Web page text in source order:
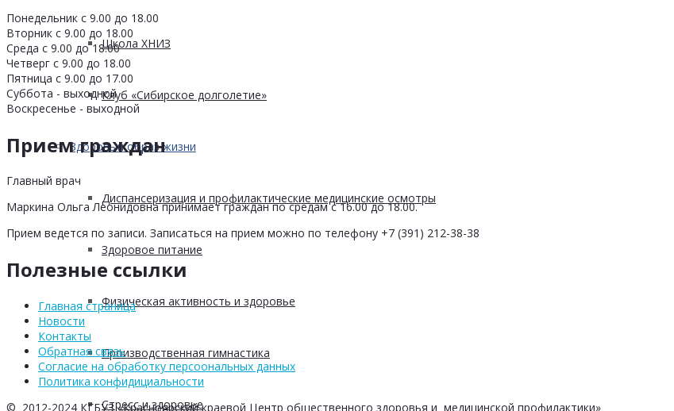
Школа ХНИЗ
Клуб «Сибирское долголетие»
Здоровый образ жизни
Диспансеризация и профилактические медицинские осмотры
Здоровое питание
Физическая активность и здоровье
Производственная гимнастика
Стресс и здоровье
Понедельник с 9.00 до 18.00
Вторник с 9.00 до 18.00
Среда с 9.00 до 18.00
Четверг с 9.00 до 18.00
Пятница с 9.00 до 17.00
Суббота - выходной
Воскресенье - выходной
Прием граждан
Главный врач
Маркина Ольга Леонидовна принимает граждан по средам с 16.00 до 18.00.
Прием ведется по записи. Записаться на прием можно по телефону +7 (391) 212-38-38
Полезные ссылки
Главная страница
Новости
Контакты
Обратная связь
Согласие на обработку персоональных данных
Политика конфидициальности
© 2012-2024 КГБУЗ «Красноярский краевой Центр общественного здоровья и медицинской профилактики»